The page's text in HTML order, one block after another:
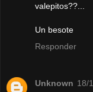
valepitos??...
Un besote
Responder
Unknown 18/